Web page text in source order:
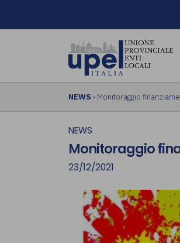
NEWS › Monitoraggio
NEWS
Monitoraggio
23/12/2021